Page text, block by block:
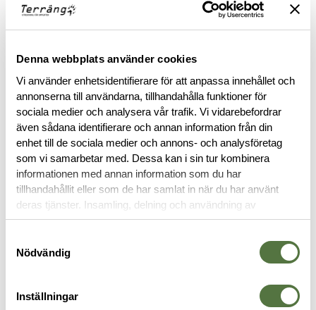
Denna webbplats använder cookies
Vi använder enhetsidentifierare för att anpassa innehållet och
annonserna till användarna, tillhandahålla funktioner för
sociala medier och analysera vår trafik. Vi vidarebefordrar
även sådana identifierare och annan information från din
enhet till de sociala medier och annons- och analysföretag
som vi samarbetar med. Dessa kan i sin tur kombinera
informationen med annan information som du har
tillhandahållit eller som de har samlat in när du har använt
deras tjänster. Insamling, delning och användning av
personuppgifter kan användas för personalisering av
Nödvändig
Inställningar
BESKRIVNING
RECENSIONER
OM VARUMÄRKET
AXELVÄSKOR